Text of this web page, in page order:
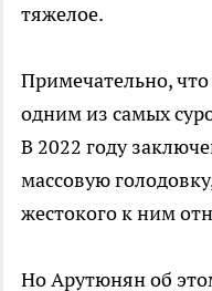
тяжелое.
Примечательно,
одним из самых
В 2022 году
массовую
жестокого к ним
Но Арутюнян об